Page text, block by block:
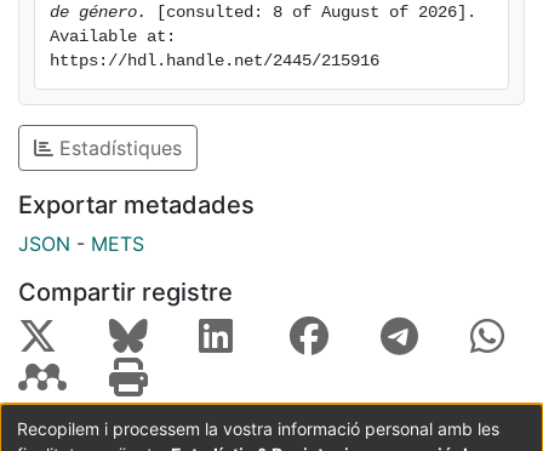
de género.
[consulted: 8 of August of 2026].
Available at:
https://hdl.handle.net/2445/215916
Estadístiques
Exportar metadades
JSON - METS
Compartir registre
Recopilem i processem la vostra informació personal amb les